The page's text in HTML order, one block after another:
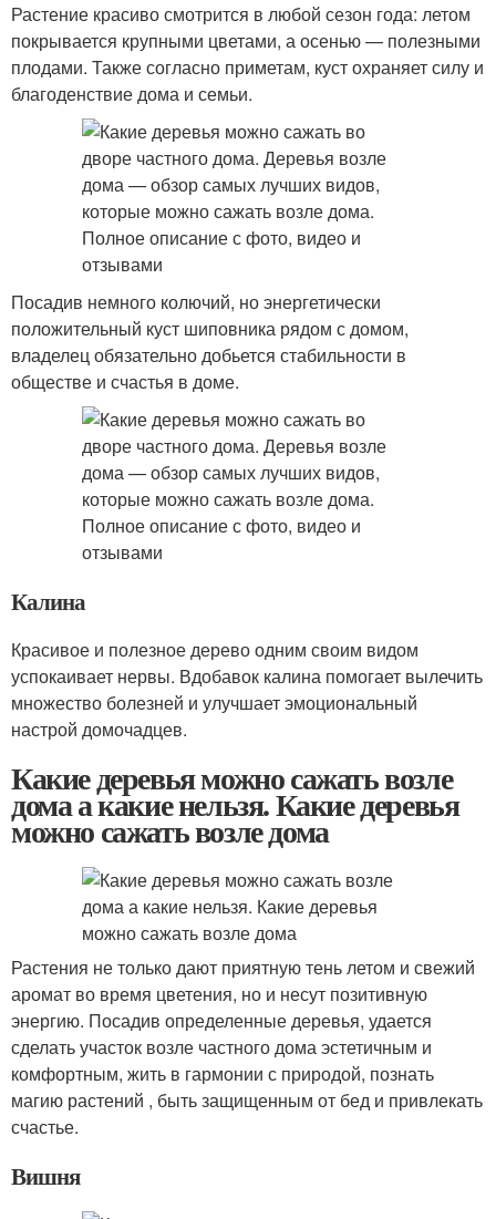
Растение красиво смотрится в любой сезон года: летом
покрывается крупными цветами, а осенью — полезными
плодами. Также согласно приметам, куст охраняет силу и
благоденствие дома и семьи.
Посадив немного колючий, но энергетически
положительный куст шиповника рядом с домом,
владелец обязательно добьется стабильности в
обществе и счастья в доме.
Калина
Красивое и полезное дерево одним своим видом
успокаивает нервы. Вдобавок калина помогает вылечить
множество болезней и улучшает эмоциональный
настрой домочадцев.
Какие деревья можно сажать возле
дома а какие нельзя. Какие деревья
можно сажать возле дома
Растения не только дают приятную тень летом и свежий
аромат во время цветения, но и несут позитивную
энергию. Посадив определенные деревья, удается
сделать участок возле частного дома эстетичным и
комфортным, жить в гармонии с природой, познать
магию растений , быть защищенным от бед и привлекать
счастье.
Вишня